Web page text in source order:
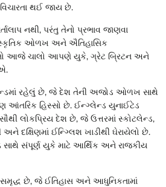
થઈ જાય છે.
નથી, પરંતુ તેનો પ્રભાવ જાણવા
ઓળખ અને ઐતિહાસિક
આજે ચાલો આપણે યુકે, ગ્રેટ બ્રિટન અને
રહેલું છે, જે દેશ તેની અજોડ ઓળખ સાથે
આંતરિક હિસ્સો છે. ઈન્ગ્લેન્ડ યુનાઈટેડ
લોકપ્રિય દેશ છે, જે ઉત્તરમાં સ્કોટલેન્ડ,
અને દક્ષિણમાં ઈન્ગ્લિશ ખાડીથી ઘેરાયેલો છે.
સાથે સંપૂર્ણ યુકે માટે આર્થિક અને રાજકીય
છે, જે ઈતિહાસ અને આધુનિકતામાં